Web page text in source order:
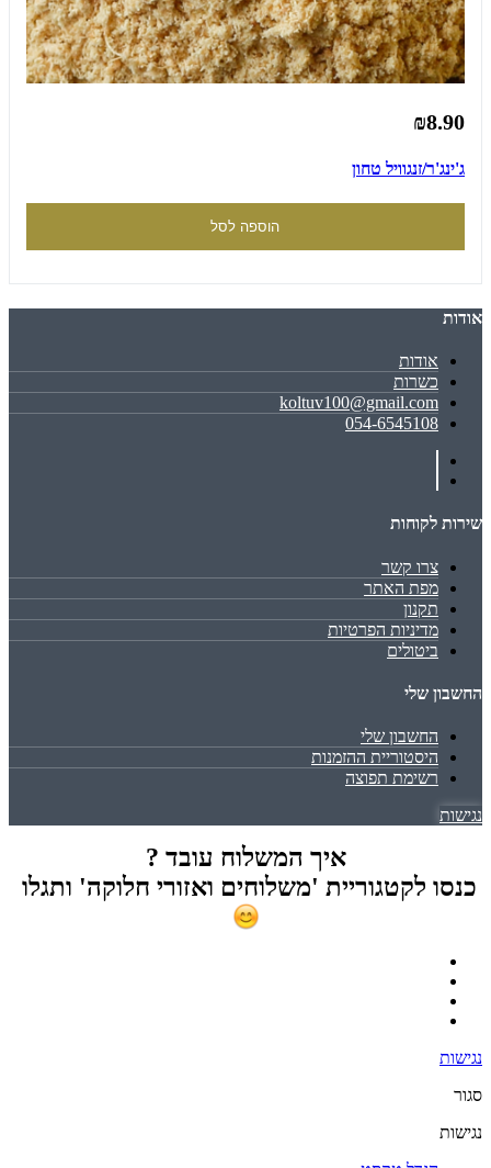
₪8.90
ג'ינג'ר/זנגוויל טחון
הוספה לסל
אודות
אודות
כשרות
koltuv100@gmail.com
054-6545108
שירות לקוחות
צרו קשר
מפת האתר
תקנון
מדיניות הפרטיות
ביטולים
החשבון שלי
החשבון שלי
היסטוריית ההזמנות
רשימת תפוצה
נגישות
איך המשלוח עובד ?
כנסו לקטגוריית 'משלוחים ואזורי חלוקה' ותגלו
נגישות
סגור
נגישות